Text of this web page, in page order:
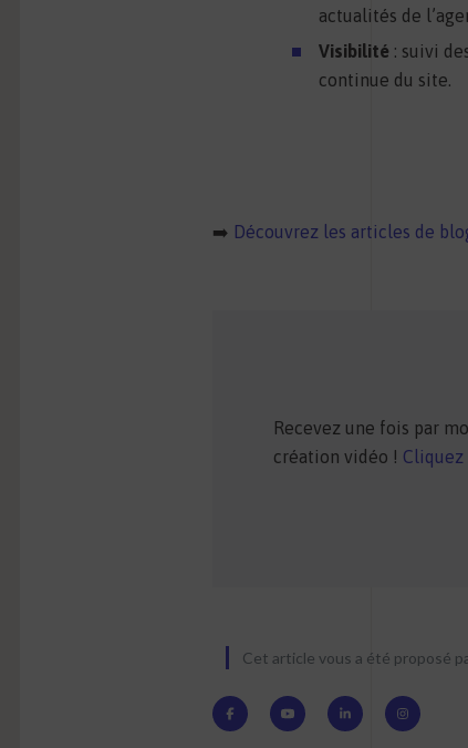
actualités de
Visibilité : suivi
continue du site.
➡️ Découvrez les articles de
Recevez une fois par
création vidéo ! Cliquez
Cet article vous a été proposé